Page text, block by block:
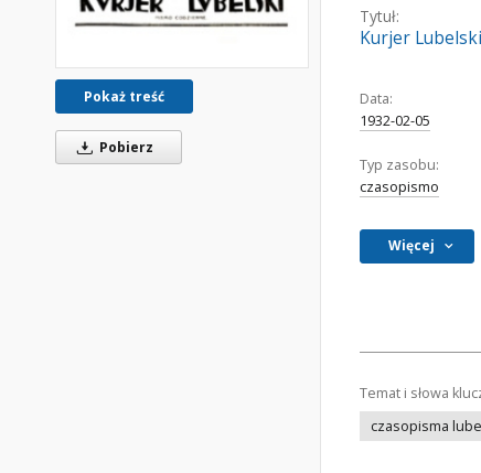
Pokaż treść
Pobierz
Tytuł:
Kurjer
Data:
1932-02-05
Typ zasobu:
czasopismo
Więcej
Temat i słowa
czasopisma